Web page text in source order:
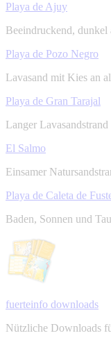
Playa de Ajuy
Beeindruckend, dunkel
Playa de Pozo Negro
Lavasand mit Kies an
Playa de Gran Tarajal
Langer
El Salmo
Einsamer
Playa de Caleta de
Baden, Sonnen und
fuerteinfo downloads
Nützliche Downloads